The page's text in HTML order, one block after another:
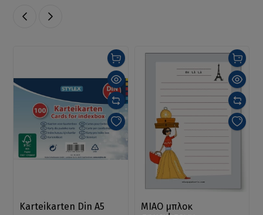
Karteikarten Din A5
MIAO μπλοκ